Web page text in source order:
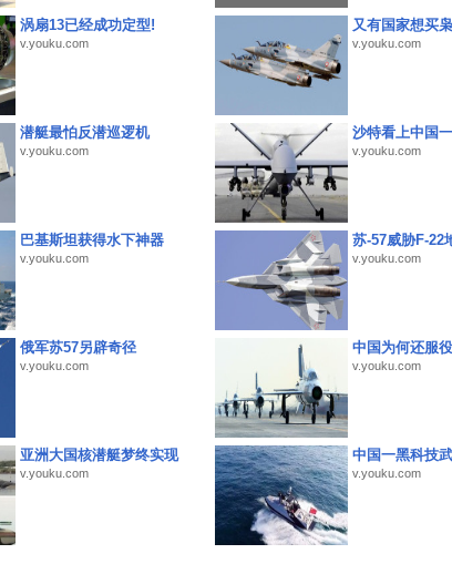
涡扇13已经成功定型!
v.youku.com
又有国家想买
v.youku.com
潜艇最怕反潜巡逻机
v.youku.com
沙特看上中国
v.youku.com
巴基斯坦获得水下神器
v.youku.com
苏-57威胁F-22
v.youku.com
俄军苏57另辟奇径
v.youku.com
中国为何还服
v.youku.com
亚洲大国核潜艇梦终实现
v.youku.com
中国一黑科技
v.youku.com